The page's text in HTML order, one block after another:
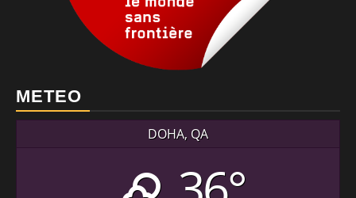
METEO
DOHA, QA